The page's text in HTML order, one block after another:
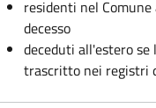
residenti nel
decesso
deceduti all'estero
trascritto nei registri